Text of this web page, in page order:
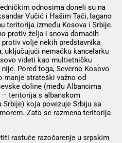
odnosima doneli su na
Vučić i Hašim Tači, lagano
teritorija između Kosova i Srbije.
protiv želja i snova domaćih
volje nekih predstavnika
uključujući nemačku kancelarku
videti kao multietničku
Pored toga, Severno Kosovo
manje strateški važno od
doline (među Albancima
– teritorija s albanskom
koja povezuje Srbiju sa
Zato se razmena teritorija
rastuće razočarenje u srpskim